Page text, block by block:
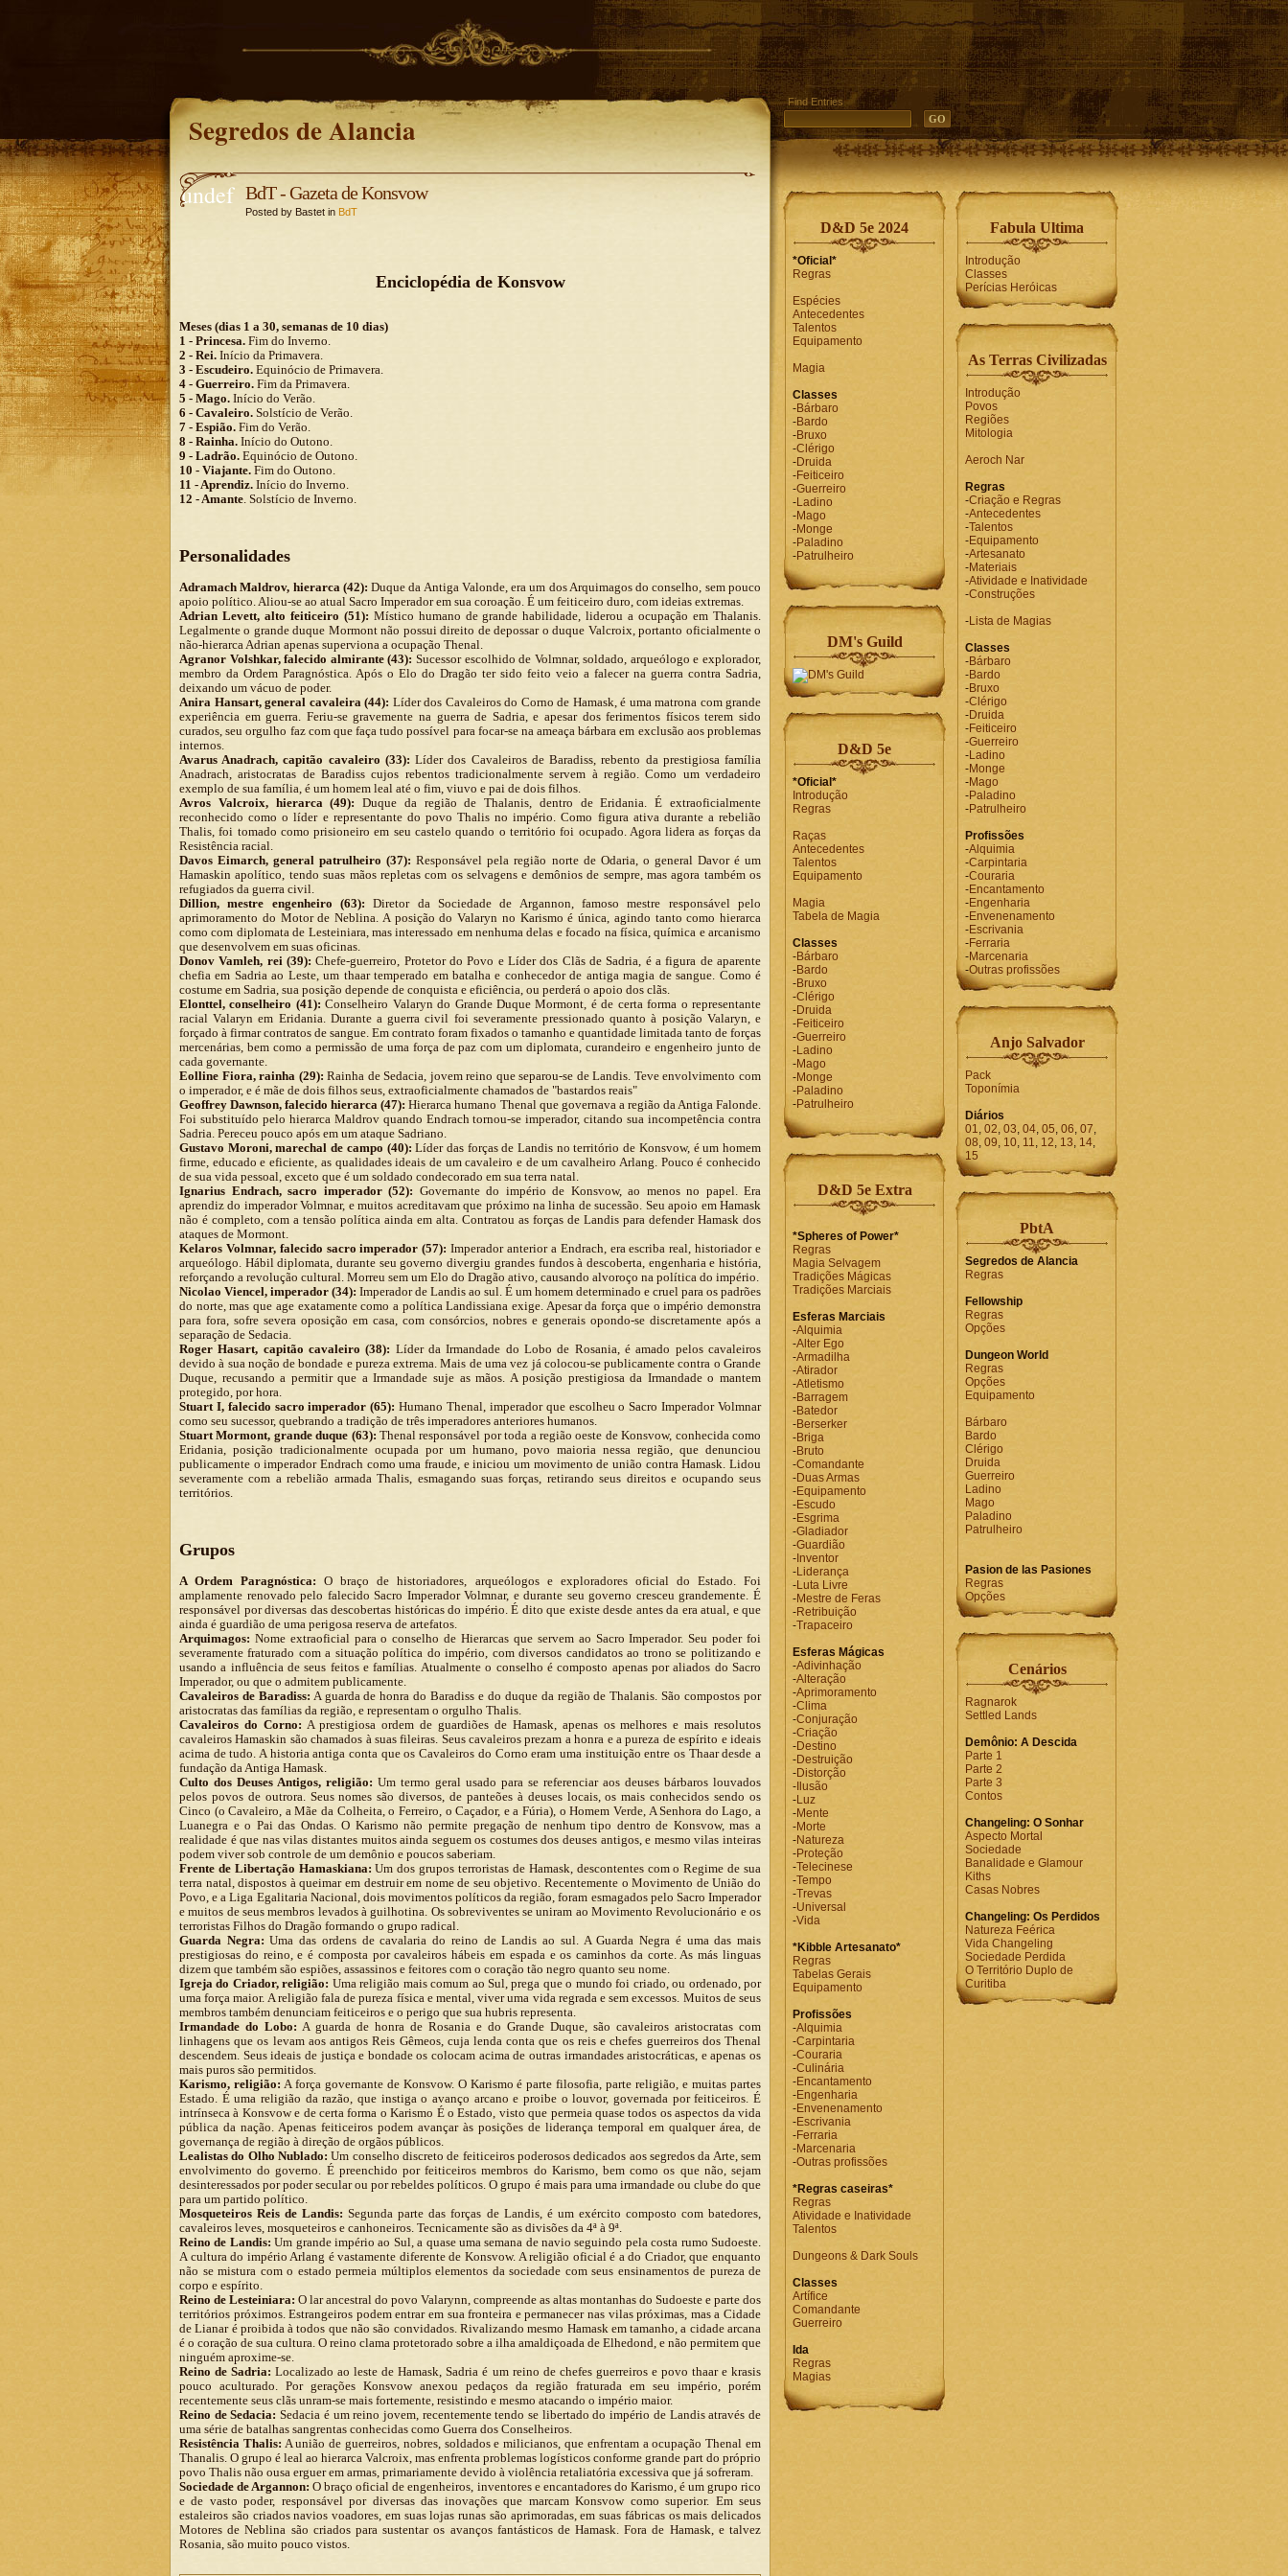
Segredos de Alancia
Find Entries
undef BdT - Gazeta de Konsvow
Posted by Bastet in BdT
Enciclopédia de Konsvow
Meses (dias 1 a 30, semanas de 10 dias)
1 - Princesa. Fim do Inverno.
2 - Rei. Início da Primavera.
3 - Escudeiro. Equinócio de Primavera.
4 - Guerreiro. Fim da Primavera.
5 - Mago. Início do Verão.
6 - Cavaleiro. Solstício de Verão.
7 - Espião. Fim do Verão.
8 - Rainha. Início do Outono.
9 - Ladrão. Equinócio de Outono.
10 - Viajante. Fim do Outono.
11 - Aprendiz. Início do Inverno.
12 - Amante. Solstício de Inverno.
Personalidades
Adramach Maldrov, hierarca (42): Duque da Antiga Valonde, era um dos Arquimagos do conselho, sem pouco
apoio político. Aliou-se ao atual Sacro Imperador em sua coroação. É um feiticeiro duro, com ideias extremas.
Adrian Levett, alto feiticeiro (51): Místico humano de grande habilidade, liderou a ocupação em Thalanis.
Legalmente o grande duque Mormont não possui direito de depossar o duque Valcroix, portanto oficialmente o
não-hierarca Adrian apenas superviona a ocupação Thenal.
Agranor Volshkar, falecido almirante (43): Sucessor escolhido de Volmnar, soldado, arqueólogo e explorador,
membro da Ordem Paragnóstica. Após o Elo do Dragão ter sido feito veio a falecer na guerra contra Sadria,
deixando um vácuo de poder.
Anira Hansart, general cavaleira (44): Líder dos Cavaleiros do Corno de Hamask, é uma matrona com grande
experiência em guerra. Feriu-se gravemente na guerra de Sadria, e apesar dos ferimentos físicos terem sido
curados, seu orgulho faz com que faça tudo possível para focar-se na ameaça bárbara em exclusão aos problemas
internos.
Avarus Anadrach, capitão cavaleiro (33): Líder dos Cavaleiros de Baradiss, rebento da prestigiosa família
Anadrach, aristocratas de Baradiss cujos rebentos tradicionalmente servem à região. Como um verdadeiro
exemplo de sua família, é um homem leal até o fim, viuvo e pai de dois filhos.
Avros Valcroix, hierarca (49): Duque da região de Thalanis, dentro de Eridania. É extraoficialmente
reconhecido como o líder e representante do povo Thalis no império. Como figura ativa durante a rebelião
Thalis, foi tomado como prisioneiro em seu castelo quando o território foi ocupado. Agora lidera as forças da
Resistência racial.
Davos Eimarch, general patrulheiro (37): Responsável pela região norte de Odaria, o general Davor é um
Hamaskin apolítico, tendo suas mãos repletas com os selvagens e demônios de sempre, mas agora também os
refugiados da guerra civil.
Dillion, mestre engenheiro (63): Diretor da Sociedade de Argannon, famoso mestre responsável pelo
aprimoramento do Motor de Neblina. A posição do Valaryn no Karismo é única, agindo tanto como hierarca
como com diplomata de Lesteiniara, mas interessado em nenhuma delas e focado na física, química e arcanismo
que desenvolvem em suas oficinas.
Donov Vamleh, rei (39): Chefe-guerreiro, Protetor do Povo e Líder dos Clãs de Sadria, é a figura de aparente
chefia em Sadria ao Leste, um thaar temperado em batalha e conhecedor de antiga magia de sangue. Como é
costume em Sadria, sua posição depende de conquista e eficiência, ou perderá o apoio dos clãs.
Elonttel, conselheiro (41): Conselheiro Valaryn do Grande Duque Mormont, é de certa forma o representante
racial Valaryn em Eridania. Durante a guerra civil foi severamente pressionado quanto à posição Valaryn, e
forçado à firmar contratos de sangue. Em contrato foram fixados o tamanho e quantidade limitada tanto de forças
mercenárias, bem como a permissão de uma força de paz com um diplomata, curandeiro e engenheiro junto de
cada governante.
Eolline Fiora, rainha (29): Rainha de Sedacia, jovem reino que separou-se de Landis. Teve envolvimento com
o imperador, e é mãe de dois filhos seus, extraoficialmente chamados de "bastardos reais"
Geoffrey Dawnson, falecido hierarca (47): Hierarca humano Thenal que governava a região da Antiga Falonde.
Foi substituído pelo hierarca Maldrov quando Endrach tornou-se imperador, citando sua incompetência contra
Sadria. Pereceu pouco após em um ataque Sadriano.
Gustavo Moroni, marechal de campo (40): Líder das forças de Landis no território de Konsvow, é um homem
firme, educado e eficiente, as qualidades ideais de um cavaleiro e de um cavalheiro Arlang. Pouco é conhecido
de sua vida pessoal, exceto que é um soldado condecorado em sua terra natal.
Ignarius Endrach, sacro imperador (52): Governante do império de Konsvow, ao menos no papel. Era
aprendiz do imperador Volmnar, e muitos acreditavam que próximo na linha de sucessão. Seu apoio em Hamask
não é completo, com a tensão política ainda em alta. Contratou as forças de Landis para defender Hamask dos
ataques de Mormont.
Kelaros Volmnar, falecido sacro imperador (57): Imperador anterior a Endrach, era escriba real, historiador e
arqueólogo. Hábil diplomata, durante seu governo divergiu grandes fundos à descoberta, engenharia e história,
reforçando a revolução cultural. Morreu sem um Elo do Dragão ativo, causando alvoroço na política do império.
Nicolao Viencel, imperador (34): Imperador de Landis ao sul. É um homem determinado e cruel para os padrões
do norte, mas que age exatamente como a política Landissiana exige. Apesar da força que o império demonstra
para fora, sofre severa oposição em casa, com consórcios, nobres e generais opondo-se discretamente após a
separação de Sedacia.
Roger Hasart, capitão cavaleiro (38): Líder da Irmandade do Lobo de Rosania, é amado pelos cavaleiros
devido à sua noção de bondade e pureza extrema. Mais de uma vez já colocou-se publicamente contra o Grande
Duque, recusando a permitir que a Irmandade suje as mãos. A posição prestigiosa da Irmandade o mantem
protegido, por hora.
Stuart I, falecido sacro imperador (65): Humano Thenal, imperador que escolheu o Sacro Imperador Volmnar
como seu sucessor, quebrando a tradição de três imperadores anteriores humanos.
Stuart Mormont, grande duque (63): Thenal responsável por toda a região oeste de Konsvow, conhecida como
Eridania, posição tradicionalmente ocupada por um humano, povo maioria nessa região, que denunciou
publicamente o imperador Endrach como uma fraude, e iniciou um movimento de união contra Hamask. Lidou
severamente com a rebelião armada Thalis, esmagando suas forças, retirando seus direitos e ocupando seus
territórios.
Grupos
A Ordem Paragnóstica: O braço de historiadores, arqueólogos e exploradores oficial do Estado. Foi
amplamente renovado pelo falecido Sacro Imperador Volmnar, e durante seu governo cresceu grandemente. É
responsável por diversas das descobertas históricas do império. É dito que existe desde antes da era atual, e que
ainda é guardião de uma perigosa reserva de artefatos.
Arquimagos: Nome extraoficial para o conselho de Hierarcas que servem ao Sacro Imperador. Seu poder foi
severamente fraturado com a situação política do império, com diversos candidatos ao trono se politizando e
usando a influência de seus feitos e famílias. Atualmente o conselho é composto apenas por aliados do Sacro
Imperador, ou que o admitem publicamente.
Cavaleiros de Baradiss: A guarda de honra do Baradiss e do duque da região de Thalanis. São compostos por
aristocratas das famílias da região, e representam o orgulho Thalis.
Cavaleiros do Corno: A prestigiosa ordem de guardiões de Hamask, apenas os melhores e mais resolutos
cavaleiros Hamaskin são chamados à suas fileiras. Seus cavaleiros prezam a honra e a pureza de espírito e ideais
acima de tudo. A historia antiga conta que os Cavaleiros do Corno eram uma instituição entre os Thaar desde a
fundação da Antiga Hamask.
Culto dos Deuses Antigos, religião: Um termo geral usado para se referenciar aos deuses bárbaros louvados
pelos povos de outrora. Seus nomes são diversos, de panteões à deuses locais, os mais conhecidos sendo os
Cinco (o Cavaleiro, a Mãe da Colheita, o Ferreiro, o Caçador, e a Fúria), o Homem Verde, A Senhora do Lago, a
Luanegra e o Pai das Ondas. O Karismo não permite pregação de nenhum tipo dentro de Konsvow, mas a
realidade é que nas vilas distantes muitos ainda seguem os costumes dos deuses antigos, e mesmo vilas inteiras
podem viver sob controle de um demônio e poucos saberiam.
Frente de Libertação Hamaskiana: Um dos grupos terroristas de Hamask, descontentes com o Regime de sua
terra natal, dispostos à queimar em destruir em nome de seu objetivo. Recentemente o Movimento de União do
Povo, e a Liga Egalitaria Nacional, dois movimentos políticos da região, foram esmagados pelo Sacro Imperador
e muitos de seus membros levados à guilhotina. Os sobreviventes se uniram ao Movimento Revolucionário e os
terroristas Filhos do Dragão formando o grupo radical.
Guarda Negra: Uma das ordens de cavalaria do reino de Landis ao sul. A Guarda Negra é uma das mais
prestigiosas do reino, e é composta por cavaleiros hábeis em espada e os caminhos da corte. As más linguas
dizem que também são espiões, assassinos e feitores com o coração tão negro quanto seu nome.
Igreja do Criador, religião: Uma religião mais comum ao Sul, prega que o mundo foi criado, ou ordenado, por
uma força maior. A religião fala de pureza física e mental, viver uma vida regrada e sem excessos. Muitos de seus
membros também denunciam feiticeiros e o perigo que sua hubris representa.
Irmandade do Lobo: A guarda de honra de Rosania e do Grande Duque, são cavaleiros aristocratas com
linhagens que os levam aos antigos Reis Gêmeos, cuja lenda conta que os reis e chefes guerreiros dos Thenal
descendem. Seus ideais de justiça e bondade os colocam acima de outras irmandades aristocráticas, e apenas os
mais puros são permitidos.
Karismo, religião: A força governante de Konsvow. O Karismo é parte filosofia, parte religião, e muitas partes
Estado. É uma religião da razão, que instiga o avanço arcano e proibe o louvor, governada por feiticeiros. É
intrínseca à Konsvow e de certa forma o Karismo É o Estado, visto que permeia quase todos os aspectos da vida
pública da nação. Apenas feiticeiros podem avançar às posições de liderança temporal em qualquer área, de
governança de região à direção de orgãos públicos.
Lealistas do Olho Nublado: Um conselho discreto de feiticeiros poderosos dedicados aos segredos da Arte, sem
envolvimento do governo. É preenchido por feiticeiros membros do Karismo, bem como os que não, sejam
desinteressados por poder secular ou por rebeldes políticos. O grupo é mais para uma irmandade ou clube do que
para um partido político.
Mosqueteiros Reis de Landis: Segunda parte das forças de Landis, é um exército composto com batedores,
cavaleiros leves, mosqueteiros e canhoneiros. Tecnicamente são as divisões da 4ª à 9ª.
Reino de Landis: Um grande império ao Sul, a quase uma semana de navio seguindo pela costa rumo Sudoeste.
A cultura do império Arlang é vastamente diferente de Konsvow. A religião oficial é a do Criador, que enquanto
não se mistura com o estado permeia múltiplos elementos da sociedade com seus ensinamentos de pureza de
corpo e espírito.
Reino de Lesteiniara: O lar ancestral do povo Valarynn, compreende as altas montanhas do Sudoeste e parte dos
territórios próximos. Estrangeiros podem entrar em sua fronteira e permanecer nas vilas próximas, mas a Cidade
de Lianar é proibida à todos que não são convidados. Rivalizando mesmo Hamask em tamanho, a cidade arcana
é o coração de sua cultura. O reino clama protetorado sobre a ilha amaldiçoada de Elhedond, e não permitem que
ninguém aproxime-se.
Reino de Sadria: Localizado ao leste de Hamask, Sadria é um reino de chefes guerreiros e povo thaar e krasis
pouco aculturado. Por gerações Konsvow anexou pedaços da região fraturada em seu império, porém
recentemente seus clãs unram-se mais fortemente, resistindo e mesmo atacando o império maior.
Reino de Sedacia: Sedacia é um reino jovem, recentemente tendo se libertado do império de Landis através de
uma série de batalhas sangrentas conhecidas como Guerra dos Conselheiros.
Resistência Thalis: A união de guerreiros, nobres, soldados e milicianos, que enfrentam a ocupação Thenal em
Thanalis. O grupo é leal ao hierarca Valcroix, mas enfrenta problemas logísticos conforme grande part do próprio
povo Thalis não ousa erguer em armas, primariamente devido à violência retaliatória excessiva que já sofreram.
Sociedade de Argannon: O braço oficial de engenheiros, inventores e encantadores do Karismo, é um grupo rico
e de vasto poder, responsável por diversas das inovações que marcam Konsvow como superior. Em seus
estaleiros são criados navios voadores, em suas lojas runas são aprimoradas, em suas fábricas os mais delicados
Motores de Neblina são criados para sustentar os avanços fantásticos de Hamask. Fora de Hamask, e talvez
Rosania, são muito pouco vistos.
D&D 5e 2024
*Oficial*
Regras
Espécies
Antecedentes
Talentos
Equipamento
Magia
Classes
-Bárbaro
-Bardo
-Bruxo
-Clérigo
-Druida
-Feiticeiro
-Guerreiro
-Ladino
-Mago
-Monge
-Paladino
-Patrulheiro
DM's Guild
D&D 5e
*Oficial*
Introdução
Regras
Raças
Antecedentes
Talentos
Equipamento
Magia
Tabela de Magia
Classes
-Bárbaro
-Bardo
-Bruxo
-Clérigo
-Druida
-Feiticeiro
-Guerreiro
-Ladino
-Mago
-Monge
-Paladino
-Patrulheiro
D&D 5e Extra
*Spheres of Power*
Regras
Magia Selvagem
Tradições Mágicas
Tradições Marciais
Esferas Marciais
-Alquimia
-Alter Ego
-Armadilha
-Atirador
-Atletismo
-Barragem
-Batedor
-Berserker
-Briga
-Bruto
-Comandante
-Duas Armas
-Equipamento
-Escudo
-Esgrima
-Gladiador
-Guardião
- Inventor
-Liderança
-Luta Livre
-Mestre de Feras
-Retribuição
-Trapaceiro
Esferas Mágicas
-Adivinhação
-Alteração
-Aprimoramento
-Clima
-Conjuração
-Criação
-Destino
-Destruição
-Distorção
- Ilusão
-Luz
-Mente
-Morte
-Natureza
-Proteção
-Telecinese
-Tempo
-Trevas
-Universal
-Vida
*Kibble Artesanato*
Regras
Tabelas Gerais
Equipamento
Profissões
-Alquimia
-Carpintaria
-Couraria
-Culinária
-Encantamento
-Engenharia
-Envenenamento
-Escrivania
-Ferraria
-Marcenaria
-Outras profissões
*Regras caseiras*
Regras
Atividade e Inatividade
Talentos
Dungeons & Dark Souls
Classes
Artífice
Comandante
Guerreiro
Ida
Regras
Magias
Fabula Ultima
Introdução
Classes
Perícias Heróicas
As Terras Civilizadas
Introdução
Povos
Regiões
Mitologia
Aeroch Nar
Regras
-Criação e Regras
-Antecedentes
-Talentos
-Equipamento
-Artesanato
-Materiais
-Atividade e Inatividade
-Construções
-Lista de Magias
Classes
-Bárbaro
-Bardo
-Bruxo
-Clérigo
-Druida
-Feiticeiro
-Guerreiro
-Ladino
-Monge
-Mago
-Paladino
-Patrulheiro
Profissões
-Alquimia
-Carpintaria
-Couraria
-Encantamento
-Engenharia
-Envenenamento
-Escrivania
-Ferraria
-Marcenaria
-Outras profissões
Anjo Salvador
Pack
Toponímia
Diários
01, 02, 03, 04, 05, 06, 07,
08, 09, 10, 11, 12, 13, 14,
15
PbtA
Segredos de Alancia
Regras
Fellowship
Regras
Opções
Dungeon World
Regras
Opções
Equipamento
Bárbaro
Bardo
Clérigo
Druida
Guerreiro
Ladino
Mago
Paladino
Patrulheiro
Pasion de las Pasiones
Regras
Opções
Cenários
Ragnarok
Settled Lands
Demônio: A Descida
Parte 1
Parte 2
Parte 3
Contos
Changeling: O Sonhar
Aspecto Mortal
Sociedade
Banalidade e Glamour
Kiths
Casas Nobres
Changeling: Os Perdidos
Natureza Feérica
Vida Changeling
Sociedade Perdida
O Território Duplo de
Curitiba